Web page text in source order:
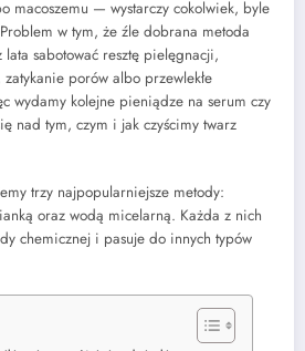
macoszemu — wystarczy cokolwiek, byle
w tym, że źle dobrana metoda
lata sabotować resztę pielęgnacji,
porów albo przewlekłe
wydamy kolejne pieniądze na serum czy
nad tym, czym i jak czyścimy twarz
trzy najpopularniejsze metody:
oraz wodą micelarną. Każda z nich
chemicznej i pasuje do innych typów